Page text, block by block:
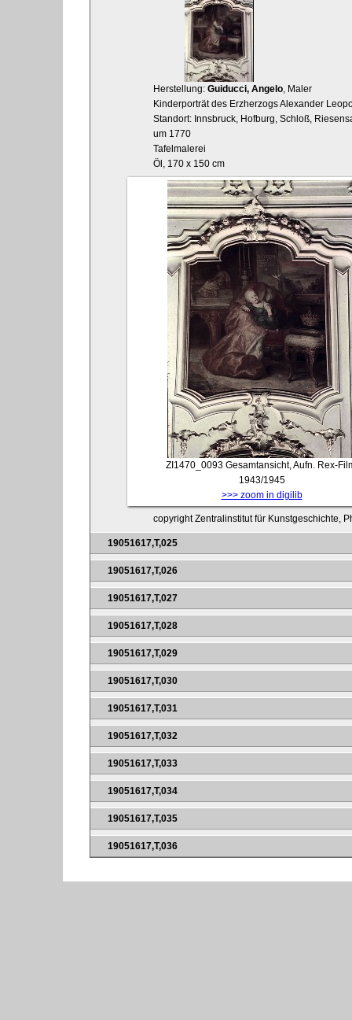
Herstellung: Guiducci, Angelo, Maler
Kinderporträt des Erzherzogs Alexander
Standort: Innsbruck, Hofburg, Schloß,
um 1770
Tafelmalerei
Öl, 170 x 150 cm
ZI1470_0093 Gesamtansicht, Aufn. Rex-
1943/1945
>>> zoom in digilib
copyright Zentralinstitut für Kunstgeschichte,
19051617,T,025
19051617,T,026
19051617,T,027
19051617,T,028
19051617,T,029
19051617,T,030
19051617,T,031
19051617,T,032
19051617,T,033
19051617,T,034
19051617,T,035
19051617,T,036